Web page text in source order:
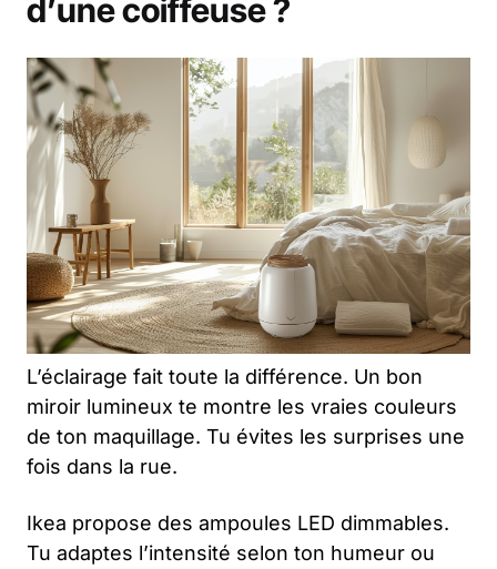
d’une coiffeuse ?
L’éclairage fait toute la différence. Un bon
miroir lumineux te montre les vraies couleurs
de ton maquillage. Tu évites les surprises une
fois dans la rue.
Ikea propose des ampoules LED dimmables.
Tu adaptes l’intensité selon ton humeur ou